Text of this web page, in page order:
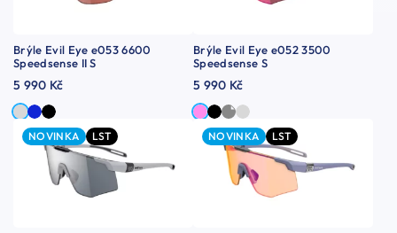
Brýle Evil Eye e053 6600
Speedsense II S
5 990 Kč
Brýle Evil Eye e052 3500
Speedsense S
5 990 Kč
NOVINKA LST NOVINKA LST